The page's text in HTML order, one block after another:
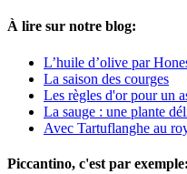
À lire sur notre blog:
L’huile d’olive par
La saison des courges
Les règles d'or pour un
La sauge : une plante
Avec Tartuflanghe au
Piccantino, c'est par exemple: